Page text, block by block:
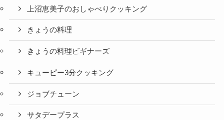
上沼恵美子のおしゃべりクッキング
きょうの料理
きょうの料理ビギナーズ
キューピー3分クッキング
ジョブチューン
サタデープラス